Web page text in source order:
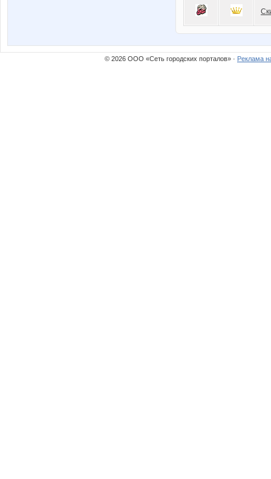
© 2026 ООО «Сеть городских порталов» · Реклама